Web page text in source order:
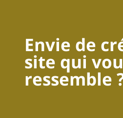
Envie de
site qui
ressemble